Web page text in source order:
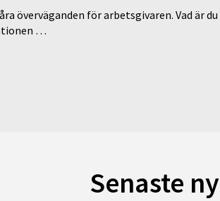
överväganden för arbetsgivaren. Vad är
…
Senaste